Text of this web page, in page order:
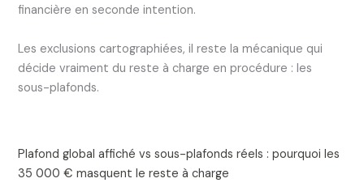
financière en seconde intention.
Les exclusions cartographiées, il reste la mécanique qui
décide vraiment du reste à charge en procédure : les
sous-plafonds.
Plafond global affiché vs sous-plafonds réels : pourquoi les
35 000 € masquent le reste à charge